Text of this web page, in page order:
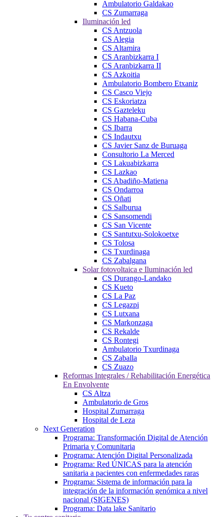
Ambulatorio Galdakao
CS Zumarraga
Iluminación led
CS Antzuola
CS Alegia
CS Altamira
CS Aranbizkarra I
CS Aranbizkarra II
CS Azkoitia
Ambulatorio Bombero Etxaniz
CS Casco Viejo
CS Eskoriatza
CS Gazteleku
CS Habana-Cuba
CS Ibarra
CS Indautxu
CS Javier Sanz de Buruaga
Consultorio La Merced
CS Lakuabizkarra
CS Lazkao
CS Abadiño-Matiena
CS Ondarroa
CS Oñati
CS Salburua
CS Sansomendi
CS San Vicente
CS Santutxu-Solokoetxe
CS Tolosa
CS Txurdinaga
CS Zabalgana
Solar fotovoltaica e Iluminación led
CS Durango-Landako
CS Kueto
CS La Paz
CS Legazpi
CS Lutxana
CS Markonzaga
CS Rekalde
CS Rontegi
Ambulatorio Txurdinaga
CS Zaballa
CS Zuazo
Reformas Integrales / Rehabilitación Energética
En Envolvente
CS Altza
Ambulatorio de Gros
Hospital Zumarraga
Hospital de Leza
Next Generation
Programa: Transformación Digital de Atención
Primaria y Comunitaria
Programa: Atención Digital Personalizada
Programa: Red ÚNICAS para la atención
sanitaria a pacientes con enfermedades raras
Programa: Sistema de información para la
integración de la información genómica a nivel
nacional (SIGENES)
Programa: Data lake Sanitario